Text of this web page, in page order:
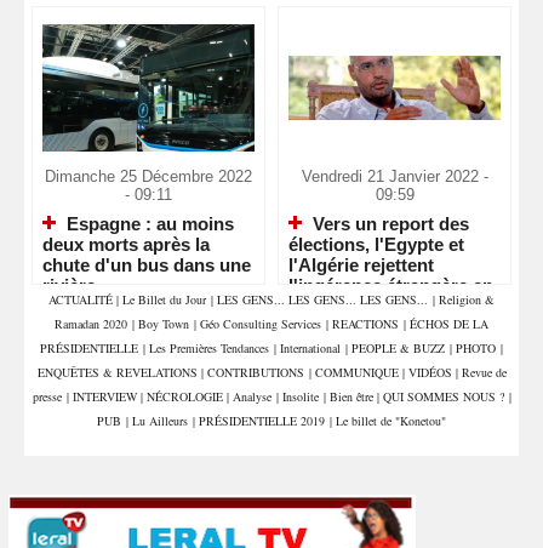
Dimanche 25 Décembre 2022
- 09:11
Espagne : au moins
deux morts après la
chute d'un bus dans une
rivière
Vendredi 21 Janvier 2022 -
09:59
Vers un report des
élections, l'Egypte et
l'Algérie rejettent
l'ingérence étrangère en
Libye
ACTUALITÉ | Le Billet du Jour | LES GENS... LES GENS... LES GENS... | Religion &
Ramadan 2020 | Boy Town | Géo Consulting Services | REACTIONS | ÉCHOS DE LA
PRÉSIDENTIELLE | Les Premières Tendances | International | PEOPLE & BUZZ | PHOTO |
ENQUÊTES & REVELATIONS | CONTRIBUTIONS | COMMUNIQUE | VIDÉOS | Revue de
presse | INTERVIEW | NÉCROLOGIE | Analyse | Insolite | Bien être | QUI SOMMES NOUS ? |
PUB | Lu Ailleurs | PRÉSIDENTIELLE 2019 | Le billet de "Konetou"